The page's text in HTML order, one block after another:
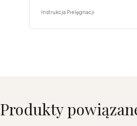
Instrukcja Pielęgnacji
Produkty